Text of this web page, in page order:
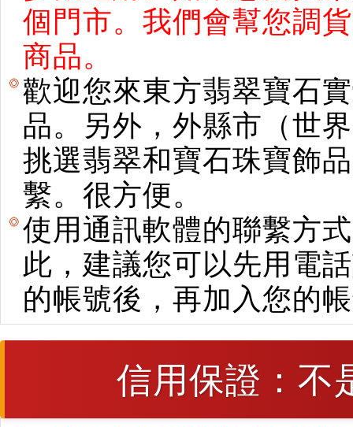
個門市。我們會幫您調
商品。
歡迎您來東方翡翠寶石
品。另外，外縣市（世
挑選翡翠和寶石珠寶飾
繫。很方便。
使用通訊軟體的聯繫方
此，建議您可以先用電
的帳號後，再加入您的
信用保證：不